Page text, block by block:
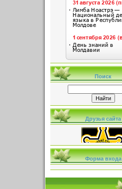
Поиск
Друзья сайта
Форма входа